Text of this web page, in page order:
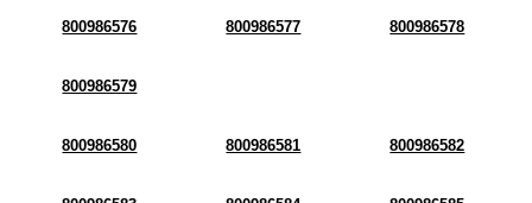
800986576 800986577 800986578
800986579
800986580 800986581 800986582